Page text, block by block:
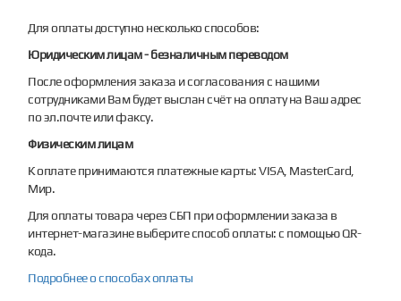
Для оплаты доступно несколько способов:
Юридическим лицам - безналичным переводом
После оформления заказа и согласования с нашими
сотрудниками Вам будет выслан счёт на оплату на Ваш адрес
по эл.почте или факсу.
Физическим лицам
К оплате принимаются платежные карты: VISA, MasterCard,
Мир.
Для оплаты товара через СБП при оформлении заказа в
интернет-магазине выберите способ оплаты: с помощью QR-
кода.
Подробнее о способах оплаты